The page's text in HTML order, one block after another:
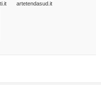
artetendasud.it